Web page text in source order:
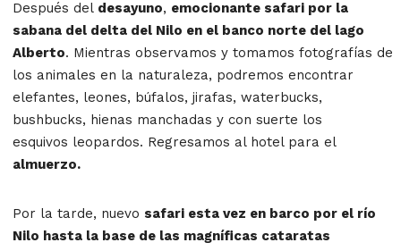
Después del desayuno, emocionante safari por la
sabana del delta del Nilo en el banco norte del lago
Alberto. Mientras observamos y tomamos fotografías de
los animales en la naturaleza, podremos encontrar
elefantes, leones, búfalos, jirafas, waterbucks,
bushbucks, hienas manchadas y con suerte los
esquivos leopardos. Regresamos al hotel para el
almuerzo.
Por la tarde, nuevo safari esta vez en barco por el río
Nilo hasta la base de las magníficas cataratas